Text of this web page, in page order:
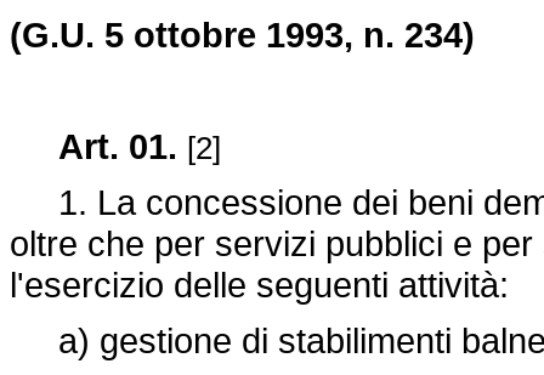
(G.U. 5 ottobre 1993, n. 234)
Art. 01. [2]
1. La concessione dei beni
oltre che per servizi pubblici e
l'esercizio delle seguenti attività:
a) gestione di stabilimenti